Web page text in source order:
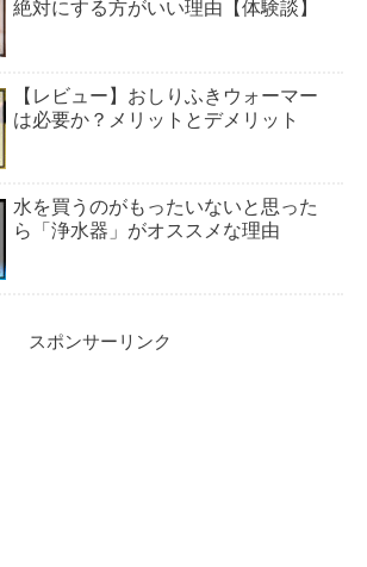
絶対にする方がいい理由【体験談】
【レビュー】おしりふきウォーマー
は必要か？メリットとデメリット
水を買うのがもったいないと思った
ら「浄水器」がオススメな理由
スポンサーリンク